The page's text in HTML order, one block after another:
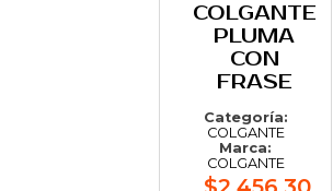
COLGANTE
PLUMA
CON
FRASE
Categoría:
COLGANTE
Marca:
COLGANTE